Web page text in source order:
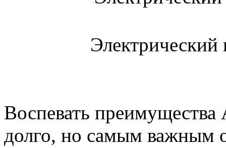
Воспевать
долго, но самым важным